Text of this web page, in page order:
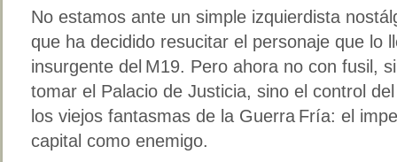
No estamos ante un simple izquierdista
que ha decidido resucitar el personaje que lo
insurgente del M19. Pero ahora no con fusil,
tomar el Palacio de Justicia, sino el control
los viejos fantasmas de la Guerra Fría: el
capital como enemigo.